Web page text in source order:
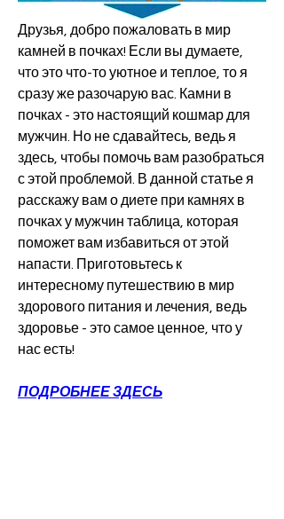
Друзья, добро пожаловать в мир
камней в почках! Если вы думаете,
что это что-то уютное и теплое, то я
сразу же разочарую вас. Камни в
почках - это настоящий кошмар для
мужчин. Но не сдавайтесь, ведь я
здесь, чтобы помочь вам разобраться
с этой проблемой. В данной статье я
расскажу вам о диете при камнях в
почках у мужчин таблица, которая
поможет вам избавиться от этой
напасти. Приготовьтесь к
интересному путешествию в мир
здорового питания и лечения, ведь
здоровье - это самое ценное, что у
нас есть!
ПОДРОБНЕЕ ЗДЕСЬ